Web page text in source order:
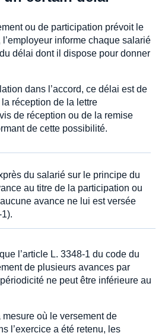
ou de participation prévoit le
l’employeur informe chaque salarié
délai dont il dispose pour donner
dans l’accord, ce délai est de
réception de la lettre
de réception ou de la remise
de cette possibilité.
du salarié sur le principe du
au titre de la participation ou
avance ne lui est versée
l’article L. 3348-1 du code du
de plusieurs avances par
ne peut être inférieure au
mesure où le versement de
l’exercice a été retenu, les